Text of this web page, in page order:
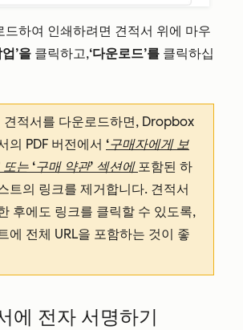
드하여 인쇄하려면 견적서 위에 마우
업’을 클릭하고,‘다운로드’를 클릭하십
견적서를 다운로드하면, Dropbox
의 PDF 버전에서 ‘구매자에게 보
또는 ‘구매 약관’ 섹션에 포함된 하
트의 링크를 제거합니다. 견적서
후에도 링크를 클릭할 수 있도록,
에 전체 URL을 포함하는 것이 좋
에 전자 서명하기